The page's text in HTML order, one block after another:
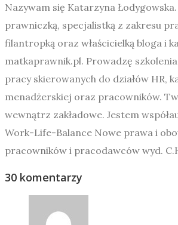
Nazywam się Katarzyna
prawniczką, specjalistką z zakresu
filantropką oraz właścicielką bloga i
matkaprawnik.pl. Prowadzę
pracy skierowanych do działów HR,
menadżerskiej oraz pracowników.
wewnątrz zakładowe. Jestem
Work-Life-Balance Nowe prawa i
pracowników i pracodawców wyd.
30 komentarzy